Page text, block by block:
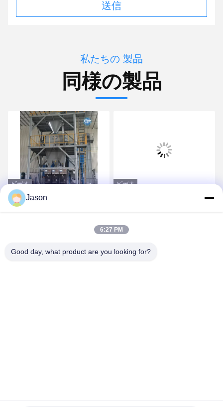
送信
私たちの 製品
同様の製品
ビデオ
高効率のPLC制御 ドライ
ミックス 粉末 モルター ミ
ィサンド セメント 石膏ミ
剤 粘着剤 製造 機械
最良 の 価格 を 入手 する
ビデオ
時間のフル オートマチッ
クの混合晒粉の植物ごと
最良 の 価格 を 入手 する
Jason
6:27 PM
Good day, what product are you looking for?